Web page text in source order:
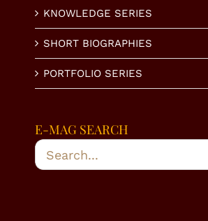
KNOWLEDGE SERIES
SHORT BIOGRAPHIES
PORTFOLIO SERIES
E-MAG SEARCH
Search
for: